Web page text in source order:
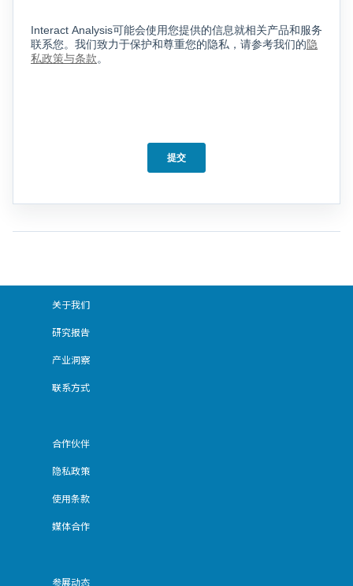
关于我们
研究报告
产业洞察
联系方式
合作伙伴
隐私政策
使用条款
媒体合作
参展动态